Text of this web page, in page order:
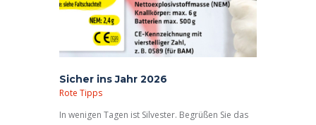
Sicher ins Jahr 2026
Rote Tipps
In wenigen Tagen ist Silvester. Begrüßen Sie das